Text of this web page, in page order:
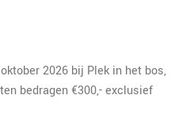
2026 bij Plek in het bos,
bedragen €300,- exclusief